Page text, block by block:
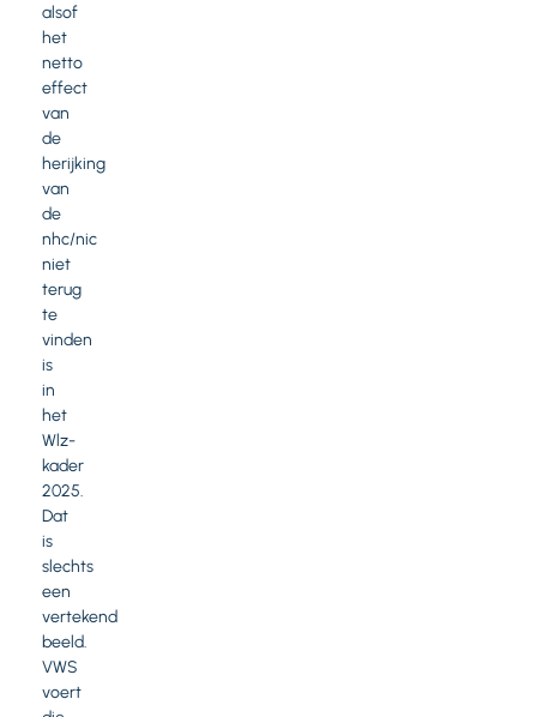
alsof
het
netto
effect
van
de
herijking
van
de
nhc/nic
niet
terug
te
vinden
is
in
het
Wlz-
kader
2025.
Dat
is
slechts
een
vertekend
beeld.
VWS
voert